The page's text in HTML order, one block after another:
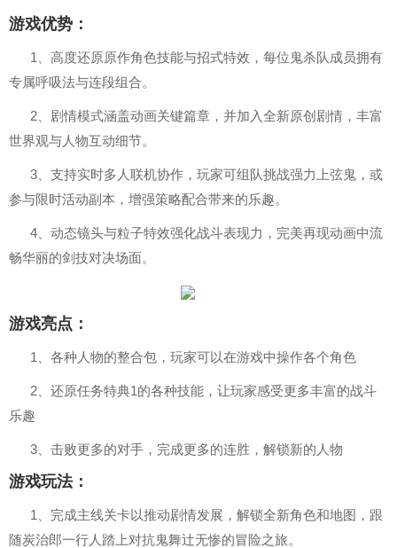
游戏优势：
1、高度还原原作角色技能与招式特效，每位鬼杀队成员拥有
专属呼吸法与连段组合。
2、剧情模式涵盖动画关键篇章，并加入全新原创剧情，丰富
世界观与人物互动细节。
3、支持实时多人联机协作，玩家可组队挑战强力上弦鬼，或
参与限时活动副本，增强策略配合带来的乐趣。
4、动态镜头与粒子特效强化战斗表现力，完美再现动画中流
畅华丽的剑技对决场面。
游戏亮点：
1、各种人物的整合包，玩家可以在游戏中操作各个角色
2、还原任务特典1的各种技能，让玩家感受更多丰富的战斗
乐趣
3、击败更多的对手，完成更多的连胜，解锁新的人物
游戏玩法：
1、完成主线关卡以推动剧情发展，解锁全新角色和地图，跟
随炭治郎一行人踏上对抗鬼舞辻无惨的冒险之旅。